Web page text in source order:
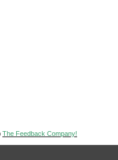
The Feedback Company!